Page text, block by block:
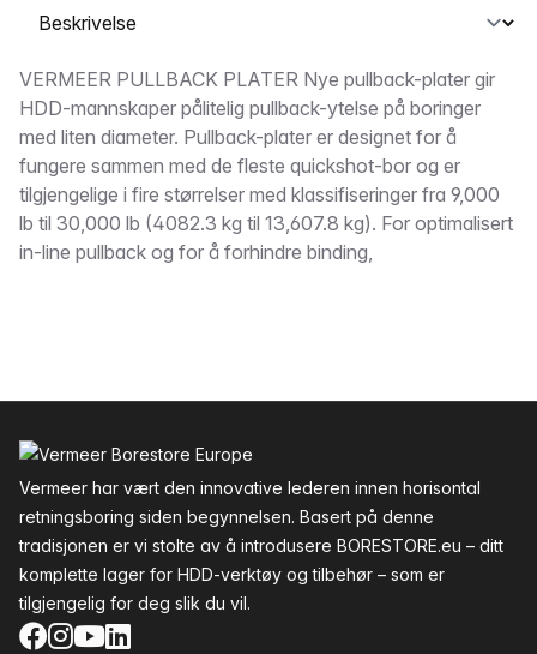
Velg en fane
Beskrivelse
VERMEER PULLBACK PLATER Nye pullback-plater gir
HDD-mannskaper pålitelig pullback-ytelse på boringer
med liten diameter. Pullback-plater er designet for å
fungere sammen med de fleste quickshot-bor og er
tilgjengelige i fire størrelser med klassifiseringer fra 9,000
lb til 30,000 lb (4082.3 kg til 13,607.8 kg). For optimalisert
in-line pullback og for å forhindre binding,
Vermeer har vært den innovative lederen innen horisontal
retningsboring siden begynnelsen. Basert på denne
tradisjonen er vi stolte av å introdusere BORESTORE.eu – ditt
komplette lager for HDD-verktøy og tilbehør – som er
tilgjengelig for deg slik du vil.
Facebook
Instagram
YouTube
LinkedIn